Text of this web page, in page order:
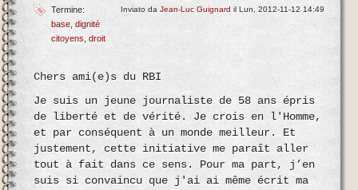
Inviato da Jean-Luc Guignard il Lun, 2012-11-12 14:49
Termine:
base dignité
citoyens droit
Chers ami(e)s du RBI
Je suis un jeune journaliste de 58 ans épris
de liberté et de vérité. Je crois en l'Homme,
et par conséquent à un monde meilleur. Et
justement, cette initiative me paraît aller
tout à fait dans ce sens. Pour ma part, j’en
suis si convaincu que j'ai ai même écrit ma